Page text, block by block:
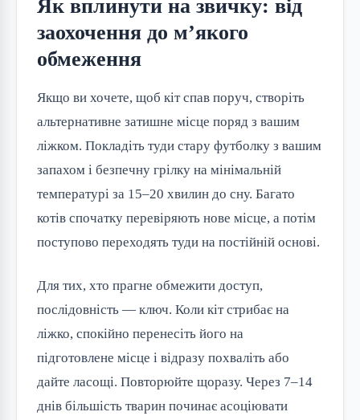
Як вплинути на звичку: від
заохочення до м’якого
обмеження
Якщо ви хочете, щоб кіт спав поруч, створіть
альтернативне затишне місце поряд з вашим
ліжком. Покладіть туди стару футболку з вашим
запахом і безпечну грілку на мінімальній
температурі за 15–20 хвилин до сну. Багато
котів спочатку перевіряють нове місце, а потім
поступово переходять туди на постійній основі.
Для тих, хто прагне обмежити доступ,
послідовність — ключ. Коли кіт стрибає на
ліжко, спокійно перенесіть його на
підготовлене місце і відразу похваліть або
дайте ласощі. Повторюйте щоразу. Через 7–14
днів більшість тварин починає асоціювати